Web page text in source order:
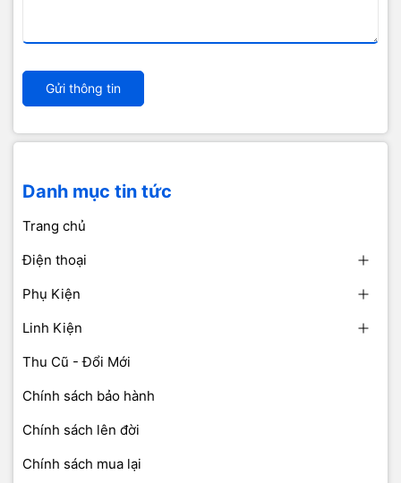
Gửi thông tin
Danh mục tin tức
Trang chủ
Điện thoại
Phụ Kiện
Linh Kiện
Thu Cũ - Đổi Mới
Chính sách bảo hành
Chính sách lên đời
Chính sách mua lại